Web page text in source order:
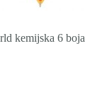
kemijska 6 boja